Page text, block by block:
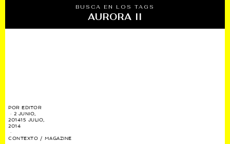
BUSCA EN LOS TAGS
AURORA II
POREDITOR
2 JUNIO,
201415 JULIO,
2014
CONTEXTO / MAGAZINE